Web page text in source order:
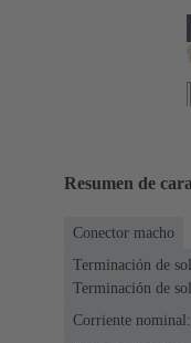
Resumen de
Conector macho
Terminación de
Terminación de
Corriente